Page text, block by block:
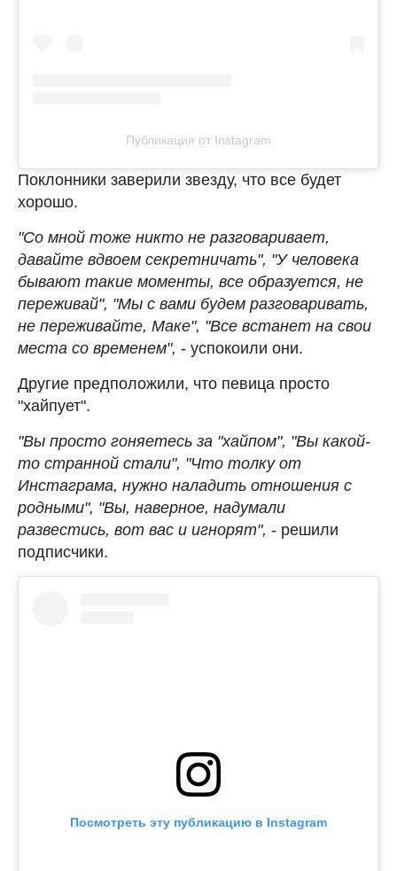
Публикация от Instagram
Поклонники заверили звезду, что все будет
хорошо.
"Со мной тоже никто не разговаривает,
давайте вдвоем секретничать", "У человека
бывают такие моменты, все образуется, не
переживай", "Мы с вами будем разговаривать,
не переживайте, Маке", "Все встанет на свои
места со временем", - успокоили они.
Другие предположили, что певица просто
"хайпует".
"Вы просто гоняетесь за "хайпом", "Вы какой-
то странной стали", "Что толку от
Инстаграма, нужно наладить отношения с
родными", "Вы, наверное, надумали
развестись, вот вас и игнорят", - решили
подписчики.
Посмотреть эту публикацию в Instagram